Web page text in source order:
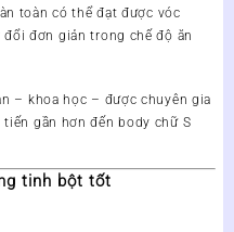
toàn có thể đạt được vóc
đơn giản trong chế độ ăn
– khoa học – được chuyên gia
gần hơn đến body chữ S
tinh bột tốt